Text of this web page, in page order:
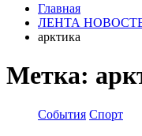
Главная
ЛЕНТА
арктика
Метка:
События Спорт